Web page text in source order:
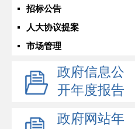
招标公告
人大协议提案
市场管理
政府信息公
开年度报告
政府网站年